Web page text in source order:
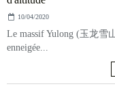
10/04/2020
Le massif Yulong (玉龙雪
enneigée...